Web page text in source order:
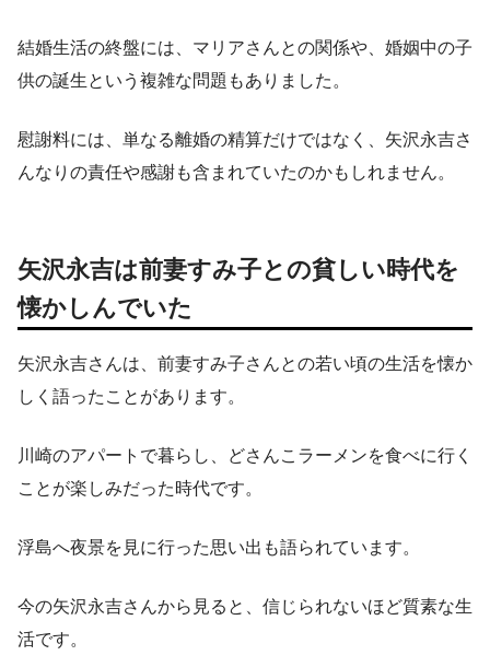
結婚生活の終盤には、マリアさんとの関係や、婚姻中の子
供の誕生という複雑な問題もありました。
慰謝料には、単なる離婚の精算だけではなく、矢沢永吉さ
んなりの責任や感謝も含まれていたのかもしれません。
矢沢永吉は前妻すみ子との貧しい時代を
懐かしんでいた
矢沢永吉さんは、前妻すみ子さんとの若い頃の生活を懐か
しく語ったことがあります。
川崎のアパートで暮らし、どさんこラーメンを食べに行く
ことが楽しみだった時代です。
浮島へ夜景を見に行った思い出も語られています。
今の矢沢永吉さんから見ると、信じられないほど質素な生
活です。